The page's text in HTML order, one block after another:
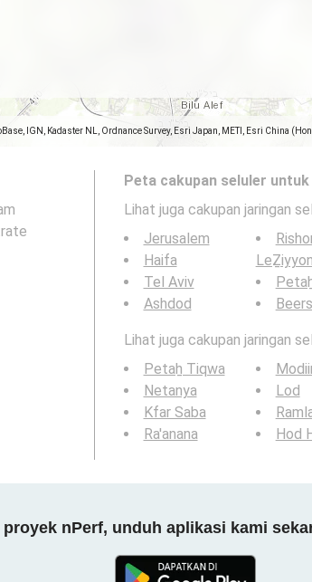
IGN, Kadaster NL, Ordnance Survey, Esri Japan, METI, Esri China
Peta cakupan seluler untuk
Lihat juga cakupan jaringan
Jerusalem
Haifa
Tel Aviv
Ashdod
LeẔiyyon
Lihat juga cakupan jaringan
Petaẖ Tiqwa
Netanya
Kfar Saba
Ra'anana
Lod
Hod
nPerf, unduh aplikasi kami